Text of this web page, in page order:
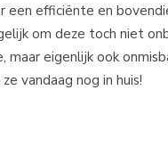
een efficiënte en
om deze toch niet
eigenlijk ook
vandaag nog in huis!